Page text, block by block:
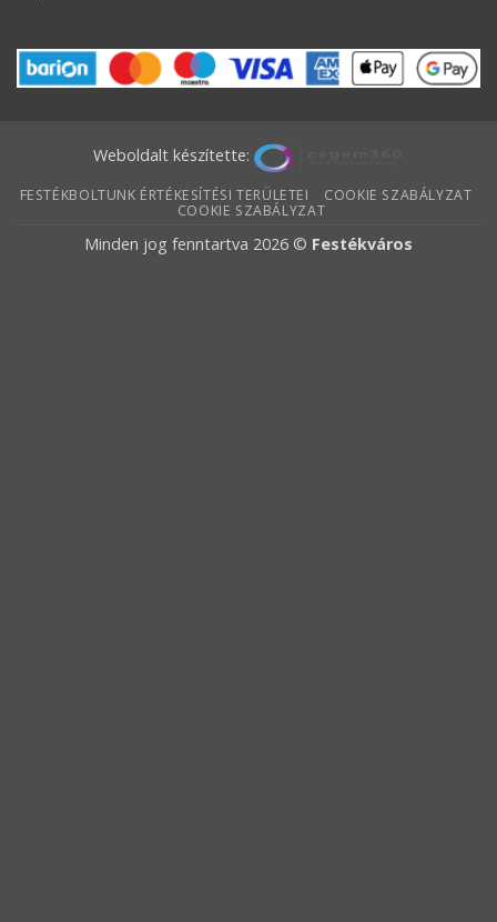
Weboldalt készítette:
FESTÉKBOLTUNK ÉRTÉKESÍTÉSI TERÜLETEI
COOKIE SZABÁLYZAT
COOKIE SZABÁLYZAT
Minden jog fenntartva 2026 © Festékváros